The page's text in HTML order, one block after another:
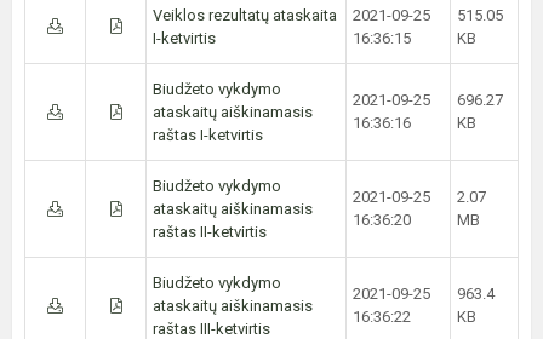
Veiklos rezultatų ataskaita
I-ketvirtis
2021-09-25
16:36:15
515.05
KB
Biudžeto vykdymo
ataskaitų aiškinamasis
raštas I-ketvirtis
2021-09-25
16:36:16
696.27
KB
Biudžeto vykdymo
ataskaitų aiškinamasis
raštas II-ketvirtis
2021-09-25
16:36:20
2.07
MB
Biudžeto vykdymo
ataskaitų aiškinamasis
raštas III-ketvirtis
2021-09-25
16:36:22
963.4
KB